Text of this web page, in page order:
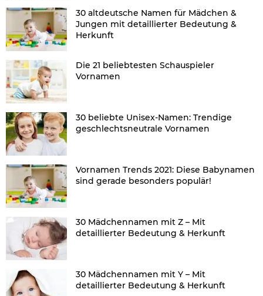
30 altdeutsche Namen für Mädchen &
Jungen mit detaillierter Bedeutung &
Herkunft
Die 21 beliebtesten Schauspieler
Vornamen
30 beliebte Unisex-Namen: Trendige
geschlechtsneutrale Vornamen
Vornamen Trends 2021: Diese Babynamen
sind gerade besonders populär!
30 Mädchennamen mit Z – Mit
detaillierter Bedeutung & Herkunft
30 Mädchennamen mit Y – Mit
detaillierter Bedeutung & Herkunft